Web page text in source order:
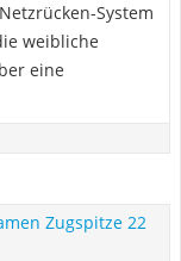
System
weibliche
eine
Zugspitze 22